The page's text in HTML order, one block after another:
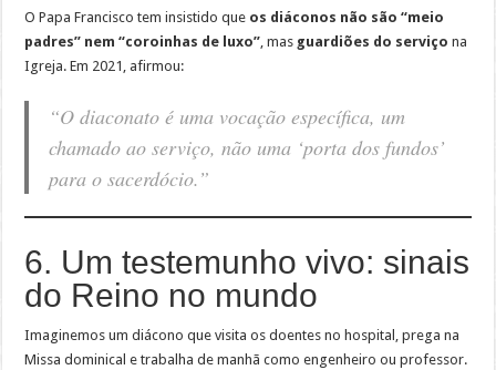
O Papa Francisco tem insistido que os diáconos não são “meio
padres” nem “coroinhas de luxo”, mas guardiões do serviço na
Igreja. Em 2021, afirmou:
“O diaconato é uma vocação específica, um
chamado ao serviço, não uma ‘porta dos fundos’
para o sacerdócio.”
6. Um testemunho vivo: sinais
do Reino no mundo
Imaginemos um diácono que visita os doentes no hospital, prega na
Missa dominical e trabalha de manhã como engenheiro ou professor.